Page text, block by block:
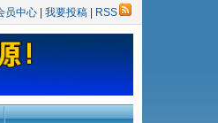
员中心 我要投稿 RSS